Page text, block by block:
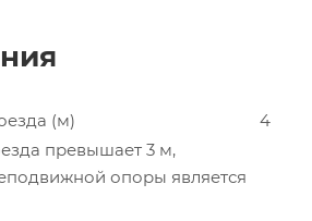
(м)
4
превышает 3 м,
опоры является